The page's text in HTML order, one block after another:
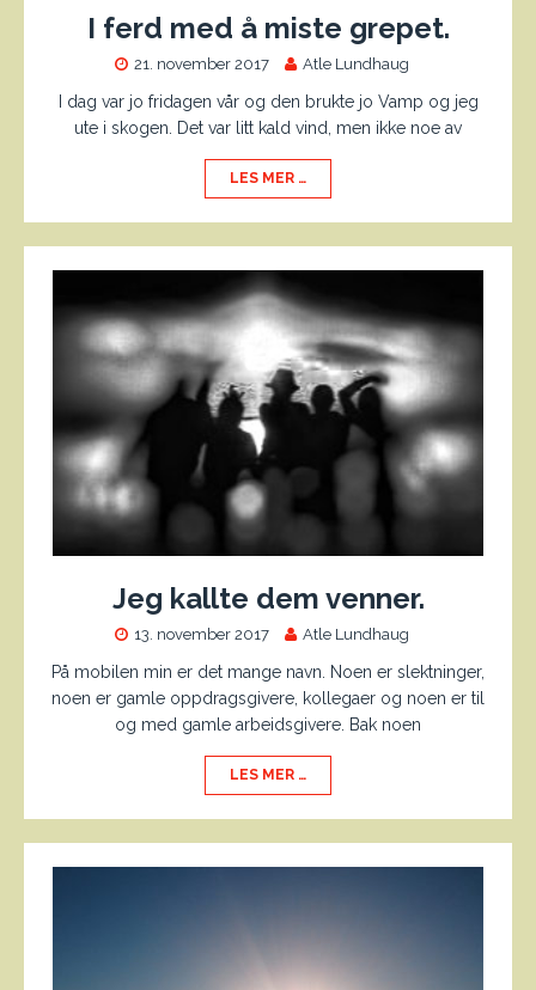
I ferd med å miste grepet.
21. november 2017 Atle Lundhaug
I dag var jo fridagen vår og den brukte jo Vamp og jeg
ute i skogen. Det var litt kald vind, men ikke noe av
LES MER …
Jeg kallte dem venner.
13. november 2017 Atle Lundhaug
På mobilen min er det mange navn. Noen er slektninger,
noen er gamle oppdragsgivere, kollegaer og noen er til
og med gamle arbeidsgivere. Bak noen
LES MER …